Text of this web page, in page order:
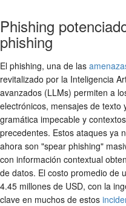
Phishing
phishing
El phishing, una de las
revitalizado por la Inteligencia
avanzados (LLMs) permiten a
electrónicos, mensajes de texto
gramática impecable y
precedentes. Estos ataques ya
ahora son "spear phishing"
con información contextual
de datos. El costo promedio de
4.45 millones de USD, con la
clave en muchos de estos